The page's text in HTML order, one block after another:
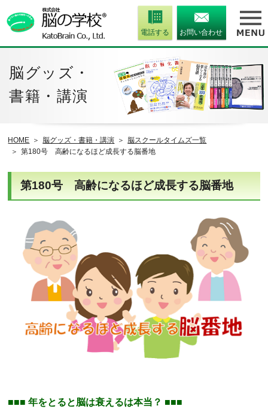
電話する お問い合わせ
脳グッズ・
書籍・講演
HOME 脳グッズ・書籍・講演
脳スクールタイムズ一覧
第180号 高齢になるほど成長する脳番地
第180号 高齢になるほど成長する脳番地
■■■ 年をとると脳は衰えるは本当？ ■■■